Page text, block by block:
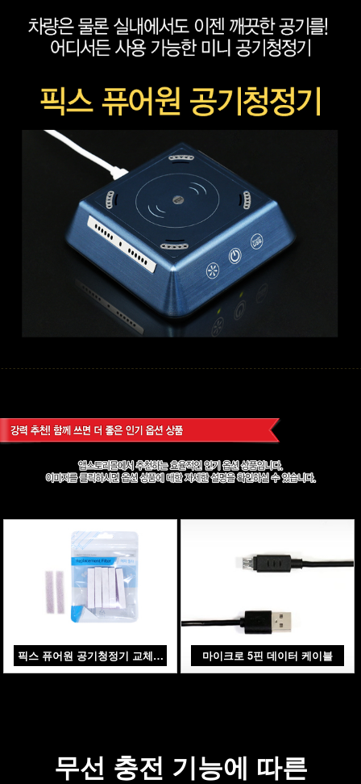
픽스 퓨어원 공기청정기 교체필
터
마이크로 5핀 데이터 케이블
무선 충전 기능에 따른